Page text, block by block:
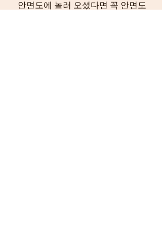
안면도에 놀러 오셨다면 꼭 안면도